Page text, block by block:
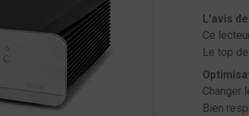
L'avis
Ce
Le top
Changer
Bien